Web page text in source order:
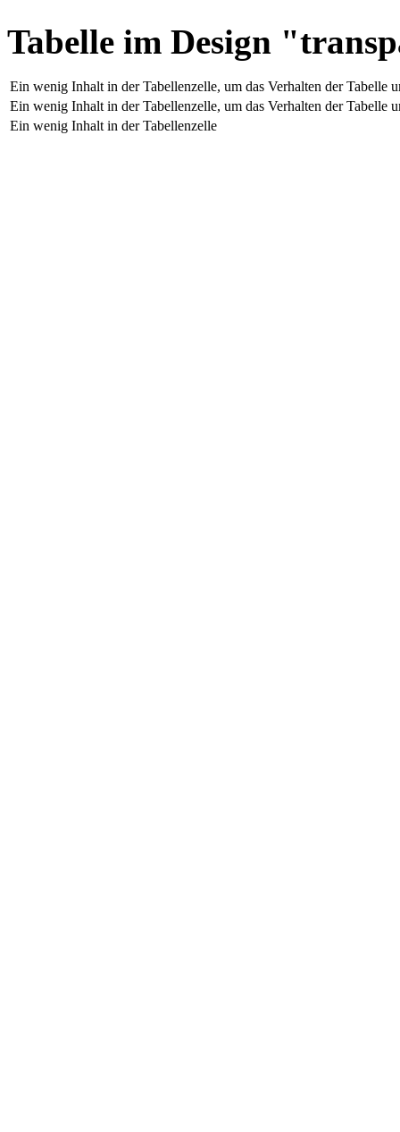
Tabelle im Design
Ein wenig Inhalt in der Tabellenzelle, um das Verhalten der Tabelle
Ein wenig Inhalt in der Tabellenzelle, um das Verhalten der Tabelle
Ein wenig Inhalt in der Tabellenzelle